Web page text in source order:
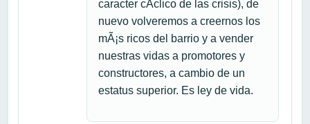
caracter cÃ­clico de las crisis), de
nuevo volveremos a creernos los
mÃ¡s ricos del barrio y a vender
nuestras vidas a promotores y
constructores, a cambio de un
estatus superior. Es ley de vida.